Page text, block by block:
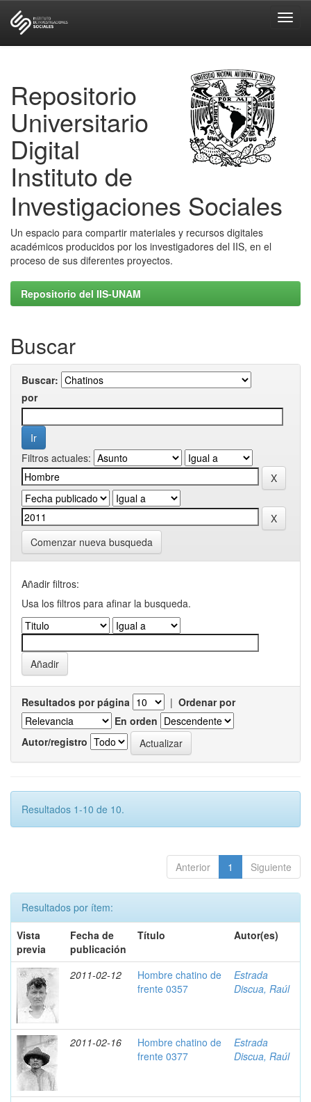
Repositorio
Universitario
Digital
Instituto de
Investigaciones Sociales
Un espacio para compartir materiales y recursos digitales
académicos producidos por los investigadores del IIS, en el
proceso de sus diferentes proyectos.
Repositorio del IIS-UNAM
Buscar
Buscar:
por
Filtros actuales:
Comenzar nueva busqueda
Añadir filtros:
Usa los filtros para afinar la busqueda.
Resultados por página | Ordenar por
En orden
Autor/registro
Resultados 1-10 de 10.
Anterior 1 Siguiente
Resultados por ítem:
Vista
previa
Fecha de
publicación
Título Autor(es)
2011-02-12
Hombre chatino de
frente 0357
Estrada
Discua, Raúl
2011-02-16
Hombre chatino de
frente 0377
Estrada
Discua, Raúl